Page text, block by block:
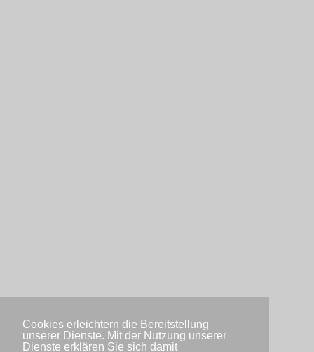
Cookies erleichtern die Bereitstellung
unserer Dienste. Mit der Nutzung unserer
Dienste erklären Sie sich damit